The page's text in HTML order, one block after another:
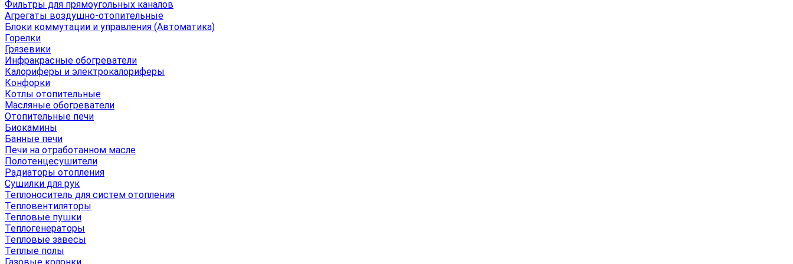
Фильтры для прямоугольных каналов
Агрегаты воздушно-отопительные
Блоки коммутации и управления (Автоматика)
Горелки
Грязевики
Инфракрасные обогреватели
Калориферы и электрокалориферы
Конфорки
Котлы отопительные
Масляные обогреватели
Отопительные печи
Биокамины
Банные печи
Печи на отработанном масле
Полотенцесушители
Радиаторы отопления
Сушилки для рук
Теплоноситель для систем отопления
Тепловентиляторы
Тепловые пушки
Теплогенераторы
Тепловые завесы
Теплые полы